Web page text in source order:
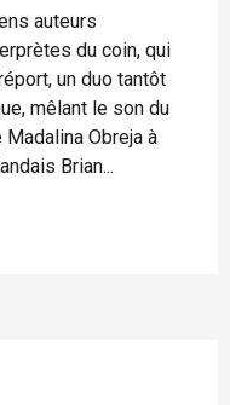
auteurs
du coin, qui
un duo tantôt
mêlant le son du
Obreja à
Brian...